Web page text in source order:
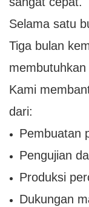
Selama satu
Tiga bulan
Kami
dari:
Pembuatan
Pengujian
Produksi
Dukungan